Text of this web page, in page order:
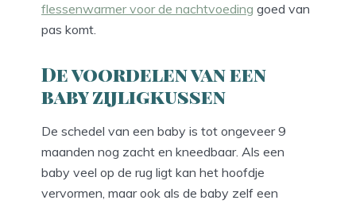
flessenwarmer voor de nachtvoeding goed van
pas komt.
De voordelen van een
baby zijligkussen
De schedel van een baby is tot ongeveer 9
maanden nog zacht en kneedbaar. Als een
baby veel op de rug ligt kan het hoofdje
vervormen, maar ook als de baby zelf een